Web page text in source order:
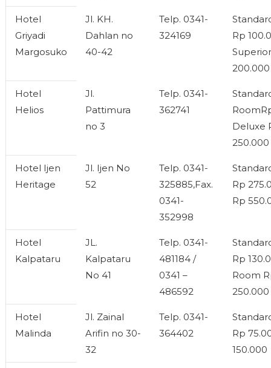
Hotel
Griyadi
Margosuko
Jl. KH.
Dahlan no
40-42
Telp. 0341-
324169
Rp
200.000
Hotel
Helios
Jl.
Pattimura
no 3
Telp. 0341-
362741
Deluxe
250.000
Hotel Ijen
Heritage
Jl. Ijen No
52
Telp. 0341-
325885,Fax.
0341-
352998
Rp
Rp
Hotel
Kalpataru
JL.
Kalpataru
No 41
Telp. 0341-
481184 /
0341 –
486592
Rp
Room
250.000
Hotel
Malinda
Jl. Zainal
Arifin no 30-
32
Telp. 0341-
364402
Rp
150.000